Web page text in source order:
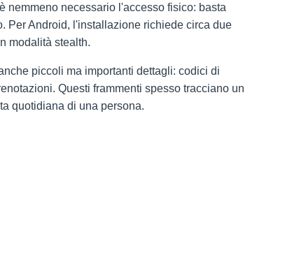
nemmeno necessario l'accesso fisico: basta
Per Android, l'installazione richiede circa due
modalità stealth.
piccoli ma importanti dettagli: codici di
Questi frammenti spesso tracciano un
quotidiana di una persona.